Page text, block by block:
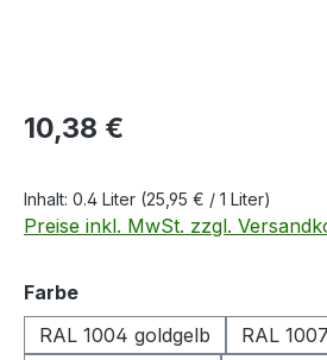
Regulärer Preis:
10,38 €
Inhalt: 0.4 Liter (25,95 € / 1 Liter)
Preise inkl. MwSt. zzgl.
Farbeauswählen
RAL 1004 goldgelb
RAL